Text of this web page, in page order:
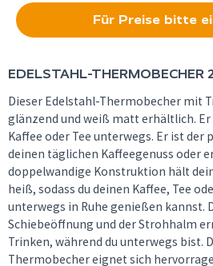
Für Preise bitte
EDELSTAHL-THERMOBECHER
Dieser Edelstahl-Thermobecher mit
glänzend und weiß matt erhältlich.
Kaffee oder Tee unterwegs. Er ist
deinen täglichen Kaffeegenuss oder
doppelwandige Konstruktion hält
heiß, sodass du deinen Kaffee, Tee
unterwegs in Ruhe genießen kannst.
Schiebeöffnung und der Strohhalm
Trinken, während du unterwegs bist.
Thermobecher eignet sich